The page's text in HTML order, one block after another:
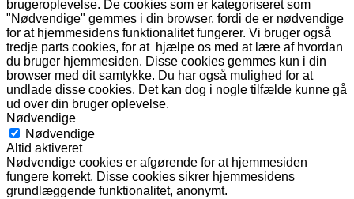
brugeroplevelse. De cookies som er kategoriseret som
"Nødvendige" gemmes i din browser, fordi de er nødvendige
for at hjemmesidens funktionalitet fungerer. Vi bruger også
tredje parts cookies, for at hjælpe os med at lære af hvordan
du bruger hjemmesiden. Disse cookies gemmes kun i din
browser med dit samtykke. Du har også mulighed for at
undlade disse cookies. Det kan dog i nogle tilfælde kunne gå
ud over din bruger oplevelse.
Nødvendige
Nødvendige
Altid aktiveret
Nødvendige cookies er afgørende for at hjemmesiden
fungere korrekt. Disse cookies sikrer hjemmesidens
grundlæggende funktionalitet, anonymt.